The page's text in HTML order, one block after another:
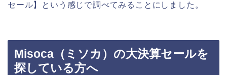
セール】という感じで調べてみることにしました。
Misoca（ミソカ）の大決算セールを
探している方へ